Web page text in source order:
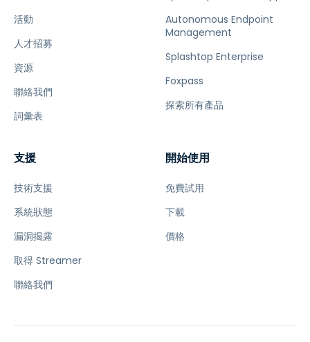
活動
人才招募
資源
聯絡我們
詞彙表
Autonomous Endpoint
Management
Splashtop Enterprise
Foxpass
探索所有產品
支援
技術支援
系統狀態
漏洞揭露
取得 Streamer
聯絡我們
開始使用
免費試用
下載
價格